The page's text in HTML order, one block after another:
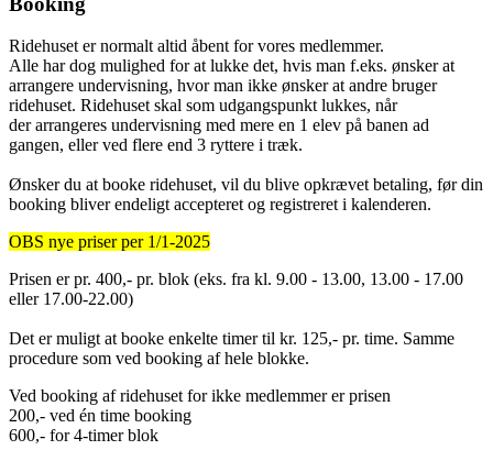
Ridehuset er normalt altid åbent for vores medlemmer.
Alle har dog mulighed for at lukke det, hvis man f.eks. ønsker at
arrangere undervisning, hvor man ikke ønsker at andre bruger
ridehuset. Ridehuset skal som udgangspunkt lukkes, når
der arrangeres undervisning med mere en 1 elev på banen ad
gangen, eller ved flere end 3 ryttere i træk.
Ønsker du at booke ridehuset, vil du blive opkrævet betaling, før din
booking bliver endeligt accepteret og registreret i kalenderen.
OBS nye priser per 1/1-2025
Prisen er pr. 400,- pr. blok (eks. fra kl. 9.00 - 13.00, 13.00 - 17.00
eller 17.00-22.00)
Det er muligt at booke enkelte timer til kr. 125,- pr. time. Samme
procedure som ved booking af hele blokke.
Ved booking af ridehuset for ikke medlemmer er prisen
200,- ved én time booking
600,- for 4-timer blok